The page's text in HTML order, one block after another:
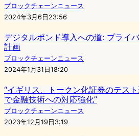
ブロックチェーンニュース
2024年3月6日23:56
デジタルポンド導入への道: プライ
計画
ブロックチェーンニュース
2024年1月31日18:20
“イギリス、トークン化証券のテス
で金融技術への対応強化”
ブロックチェーンニュース
2023年12月19日3:19